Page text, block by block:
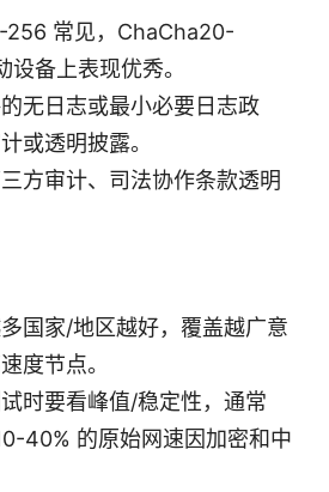
256 常见，ChaCha20-
备上表现优秀。
无日志或最小必要日志政
或透明披露。
方审计、司法协作条款透明
国家/地区越好，覆盖越广意
度节点。
时要看峰值/稳定性，通常
40% 的原始网速因加密和中